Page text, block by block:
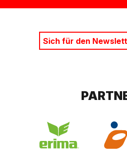
Sich für den